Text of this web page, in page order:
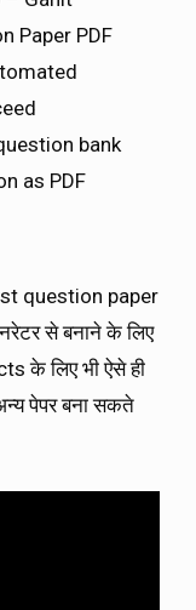
Paper PDF
bank
as PDF
question paper
से बनाने के लिए
के लिए भी ऐसे ही
पेपर बना सकते